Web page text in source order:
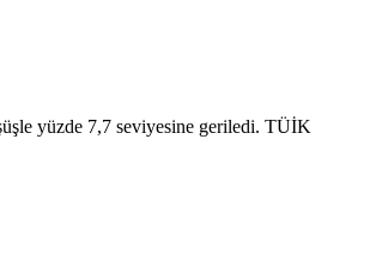
yüzde 7,7 seviyesine geriledi. ​TÜİK